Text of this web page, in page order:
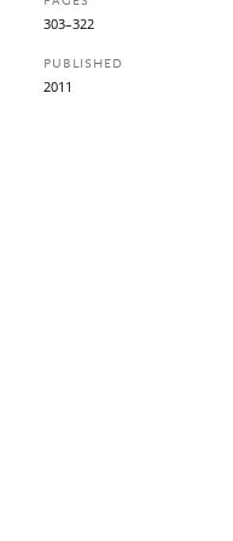
303–322
PUBLISHED
2011